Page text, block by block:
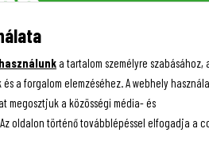
a tartalom személyre szabásához,
a forgalom elemzéséhez. A webhely
megosztjuk a közösségi média- és
oldalon történő továbblépéssel elfogadja a